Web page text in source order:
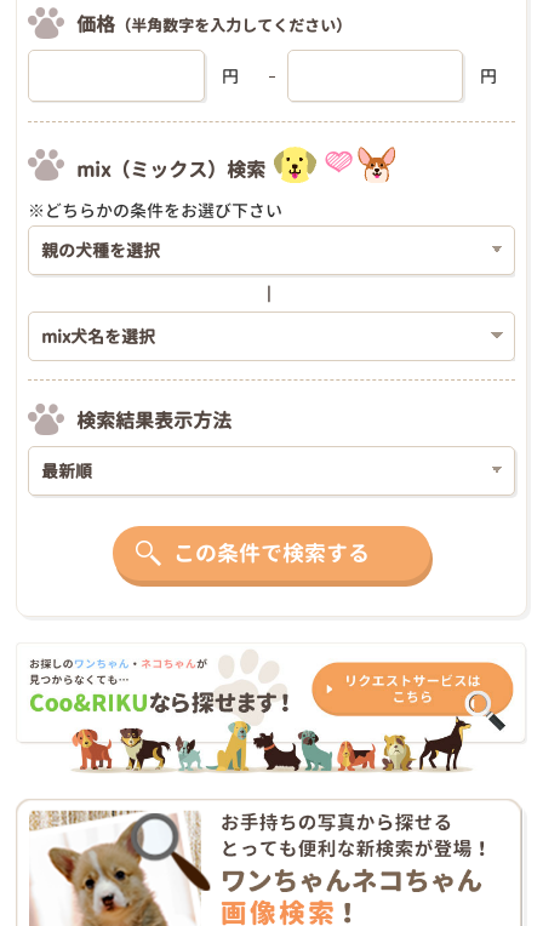
価格 （半角数字を入力してください）
円 円
mix（ミックス）検索
※どちらかの条件をお選び下さい
検索結果表示方法
この条件で検索する